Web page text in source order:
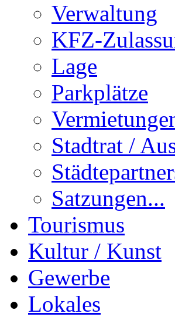
Verwaltung
KFZ-
Lage
Parkplätze
Stadtrat /
Satzungen...
Tourismus
Kultur / Kunst
Gewerbe
Lokales